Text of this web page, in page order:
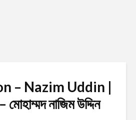
– Nazim Uddin |
মোহাম্মদ নাজিম উদ্দিন